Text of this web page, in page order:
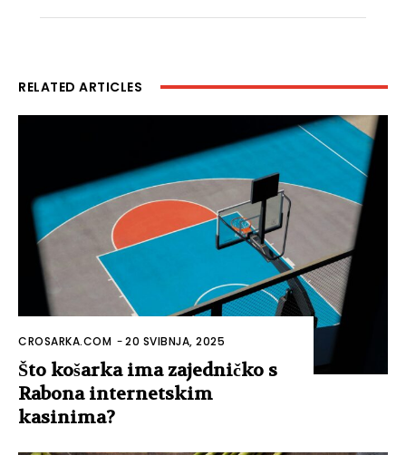
RELATED ARTICLES
CROSARKA.COM -20 SVIBNJA, 2025
Što košarka ima zajedničko s
Rabona internetskim
kasinima?